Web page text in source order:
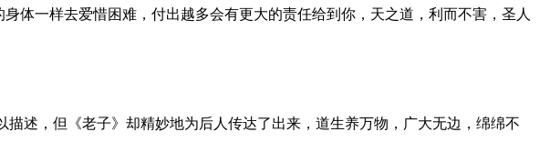
体一样去爱惜困难，付出越多会有更大的责任给到你，天之道，利而不害，圣人
述，但《老子》却精妙地为后人传达了出来，道生养万物，广大无边，绵绵不